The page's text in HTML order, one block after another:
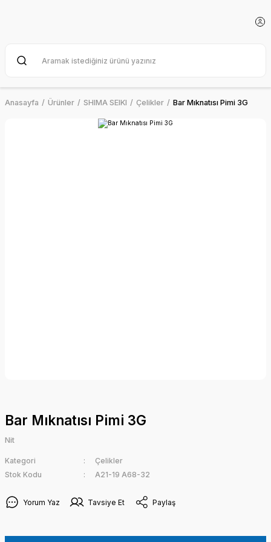
Anasayfa Ürünler SHIMA SEIKI Çelikler Bar Mıknatısı Pimi 3G
Bar Mıknatısı Pimi 3G
Nit
Kategori
Çelikler
Stok Kodu
A21-19 A68-32
Yorum Yaz Tavsiye Et Paylaş